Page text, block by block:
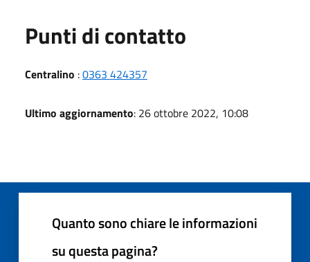
Punti di contatto
Centralino :0363 424357
Ultimo aggiornamento: 26 ottobre 2022, 10:08
Quanto sono chiare le informazioni
su questa pagina?